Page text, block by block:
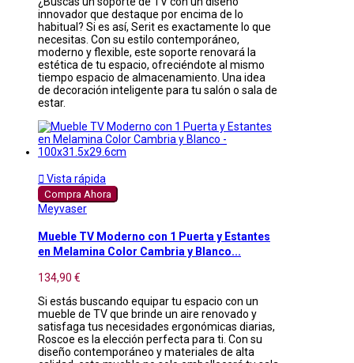
innovador que destaque por encima de lo
habitual? Si es así, Serit es exactamente lo que
necesitas. Con su estilo contemporáneo,
moderno y flexible, este soporte renovará la
estética de tu espacio, ofreciéndote al mismo
tiempo espacio de almacenamiento. Una idea
de decoración inteligente para tu salón o sala de
estar.
 Vista rápida
Compra Ahora
Meyvaser
Mueble TV Moderno con 1 Puerta y Estantes
en Melamina Color Cambria y Blanco...
134,90 €
Si estás buscando equipar tu espacio con un
mueble de TV que brinde un aire renovado y
satisfaga tus necesidades ergonómicas diarias,
Roscoe es la elección perfecta para ti. Con su
diseño contemporáneo y materiales de alta